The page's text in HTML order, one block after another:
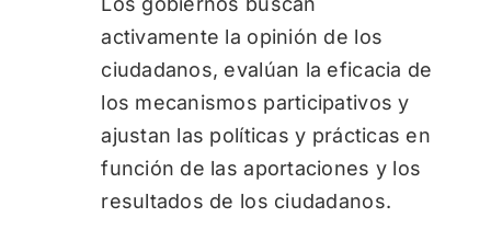
activamente la opinión de los
ciudadanos, evalúan la eficacia de
los mecanismos participativos y
ajustan las políticas y prácticas en
función de las aportaciones y los
resultados de los ciudadanos.